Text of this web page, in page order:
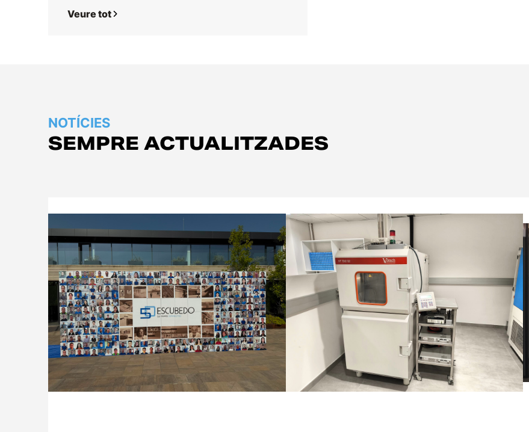
Empresa
Logística
Productes
Notícies
Descàrregues
Veure tot
NOTÍCIES
SEMPRE ACTUALITZADES